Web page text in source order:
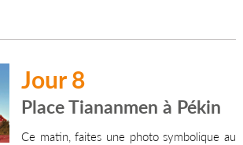
Jour 8
Place Tiananmen à Pékin
Ce matin, faites une photo symbolique au